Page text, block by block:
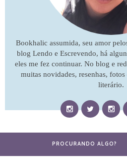
Bookhalic assumida, seu amor
blog Lendo e Escrevendo, há
eles me fez continuar. No blog e
muitas novidades, resenhas,
literário.